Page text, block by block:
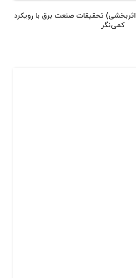
- اثربخشی) تحقیقات صنعت برق با رویکرد
کمی‌نگر